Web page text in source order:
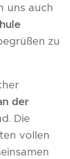
uns auch
zu
der
Die
vollen